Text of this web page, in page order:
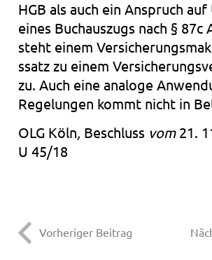
HGB als auch ein Anspruch
eines Buch­aus­zugs nach § 87c
steht einem
ssatz zu einem
zu. Auch eine ana­lo­ge
Rege­lun­gen kommt nicht in
OLG Köln, Beschluss vom 21.
U 45/18
Vorheriger Beitrag